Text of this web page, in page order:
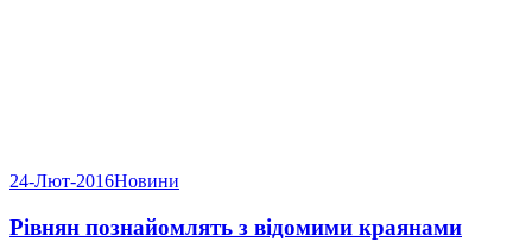
24-Лют-2016Новини
Рівнян познайомлять з відомими краянами